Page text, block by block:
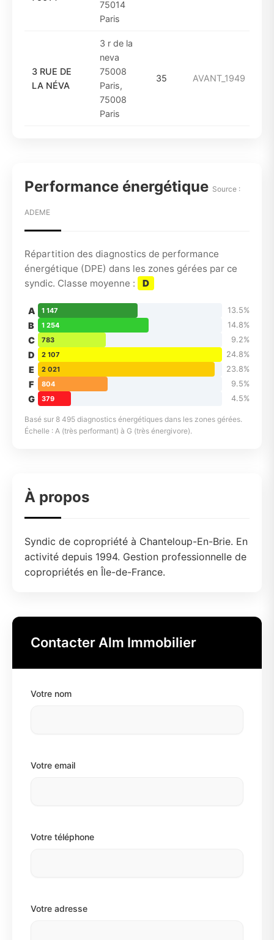
75014
Paris
3 RUE DE
LA NÉVA
3 r de la
neva
75008
Paris,
75008
Paris
35 AVANT_1949
Performance énergétique Source :
ADEME
Répartition des diagnostics de performance
énergétique (DPE) dans les zones gérées par ce
syndic. Classe moyenne :
D
A 1 147 13.5%
B 1 254 14.8%
C 783 9.2%
D 2 107 24.8%
E 2 021 23.8%
F 804 9.5%
G 379 4.5%
Basé sur 8 495 diagnostics énergétiques dans les zones gérées.
Échelle : A (très performant) à G (très énergivore).
À propos
Syndic de copropriété à Chanteloup-En-Brie. En
activité depuis 1994. Gestion professionnelle de
copropriétés en Île-de-France.
Contacter Alm Immobilier
Votre nom
Votre email
Votre téléphone
Votre adresse